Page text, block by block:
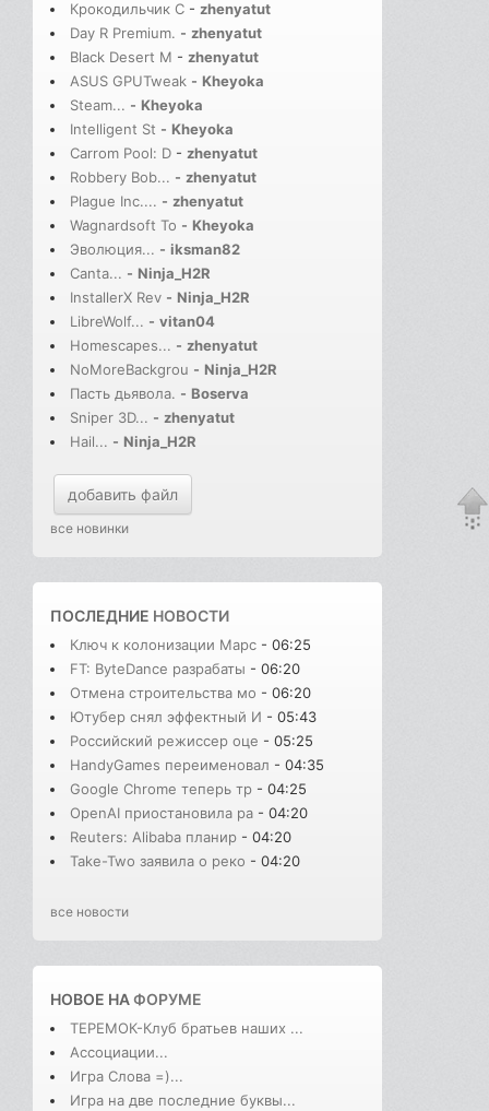
Крокодильчик С - zhenyatut
Day R Premium. - zhenyatut
Black Desert M - zhenyatut
ASUS GPUTweak - Kheyoka
Steam... - Kheyoka
Intelligent St - Kheyoka
Carrom Pool: D - zhenyatut
Robbery Bob... - zhenyatut
Plague Inc.... - zhenyatut
Wagnardsoft To - Kheyoka
Эволюция... - iksman82
Canta... - Ninja_H2R
InstallerX Rev - Ninja_H2R
LibreWolf... - vitan04
Homescapes... - zhenyatut
NoMoreBackgrou - Ninja_H2R
Пасть дьявола. - Boserva
Sniper 3D... - zhenyatut
Hail... - Ninja_H2R
добавить файл
все новинки
ПОСЛЕДНИЕ НОВОСТИ
Ключ к колонизации Марс - 06:25
FT: ByteDance разрабаты - 06:20
Отмена строительства мо - 06:20
Ютубер снял эффектный И - 05:43
Российский режиссер оце - 05:25
HandyGames переименовал - 04:35
Google Chrome теперь тр - 04:25
OpenAI приостановила ра - 04:20
Reuters: Alibaba планир - 04:20
Take-Two заявила о реко - 04:20
все новости
НОВОЕ НАФОРУМЕ
ТЕРЕМОК-Клуб братьев наших ...
Ассоциации...
Игра Слова =)...
Игра на две последние буквы...